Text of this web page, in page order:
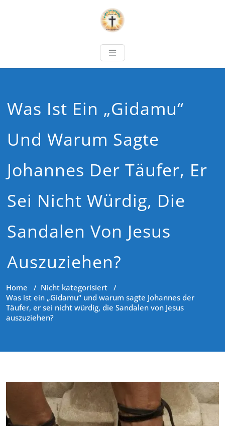
Was Ist Ein „Gidamu“
Und Warum Sagte
Johannes Der Täufer, Er
Sei Nicht Würdig, Die
Sandalen Von Jesus
Auszuziehen?
Home / Nicht kategorisiert /
Was ist ein „Gidamu“ und warum sagte Johannes der
Täufer, er sei nicht würdig, die Sandalen von Jesus
auszuziehen?